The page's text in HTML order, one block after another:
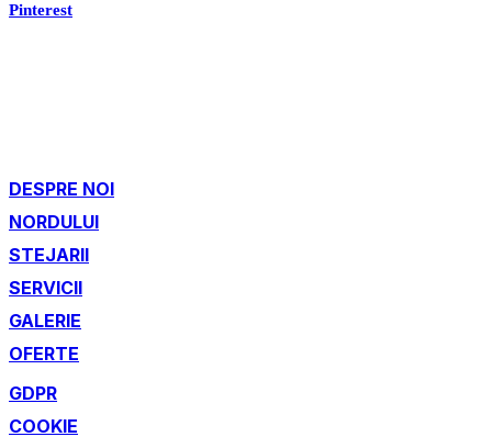
Pinterest
DESPRE NOI
NORDULUI
STEJARII
SERVICII
GALERIE
OFERTE
GDPR
COOKIE